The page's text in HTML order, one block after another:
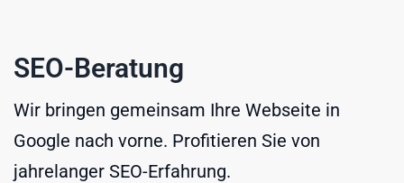
SEO-Beratung
Wir bringen gemeinsam Ihre Webseite in
Google nach vorne. Profitieren Sie von
jahrelanger SEO-Erfahrung.